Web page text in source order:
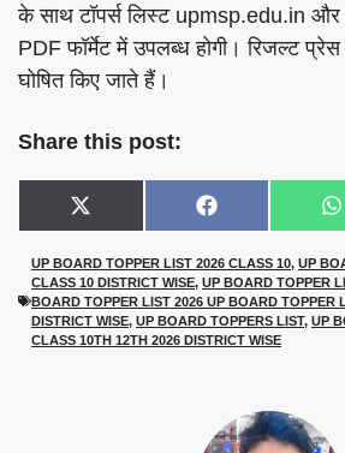
के साथ टॉपर्स लिस्ट upmsp.edu.in
PDF फॉर्मेट में उपलब्ध होगी। रिजल्ट
घोषित किए जाते हैं।
Share this post:
Share
on
X
(
w
i
t
t
e
Share
on
F
a
e
b
o
o
k
t
UP BOARD TOPPER LIST 2026 CLASS 10, UP
CLASS 10 DISTRICT WISE, UP BOARD TOPPER
BOARD TOPPER LIST 2026 UP BOARD TOPPER
DISTRICT WISE, UP BOARD TOPPERS LIST, UP
CLASS 10TH 12TH 2026 DISTRICT WISE